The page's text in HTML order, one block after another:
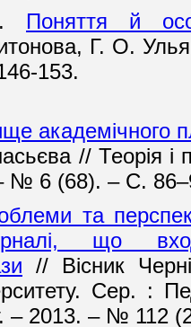
Поняття й
Г. О.
153.
академічного
// Теорія і
№ 6 (68). – С.
та
що
// Вісник
Сер. :
– 2013. – № 112